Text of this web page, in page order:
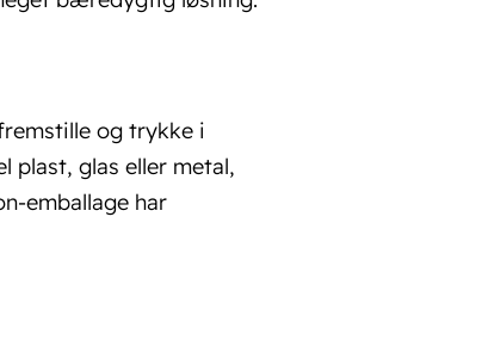
og trykke i
plast, glas eller metal,
emballage har